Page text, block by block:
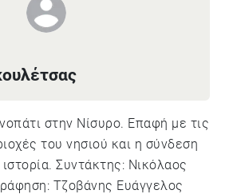
στην Νίσυρο. Επαφή με τις
του νησιού και η σύνδεση
Συντάκτης: Νικόλαος
Τζοβάνης Ευάγγελος